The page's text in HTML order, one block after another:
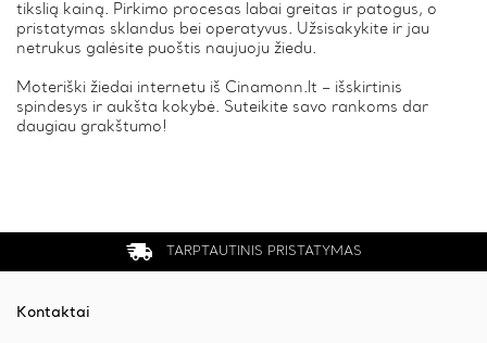
tikslią kainą. Pirkimo procesas labai greitas ir patogus, o
pristatymas sklandus bei operatyvus. Užsisakykite ir jau
netrukus galėsite puoštis naujuoju žiedu.
Moteriški žiedai internetu iš Cinamonn.lt – išskirtinis
spindesys ir aukšta kokybė. Suteikite savo rankoms dar
daugiau grakštumo!
TARPTAUTINIS PRISTATYMAS
Kontaktai